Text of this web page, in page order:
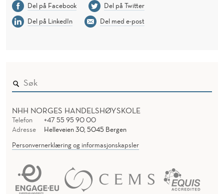
Del på Facebook
Del på Twitter
Del på LinkedIn
Del med e-post
NHH NORGES HANDELSHØYSKOLE
Telefon
+47 55 95 90 00
Adresse
Helleveien 30, 5045 Bergen
Personvernerklæring og informasjonskapsler